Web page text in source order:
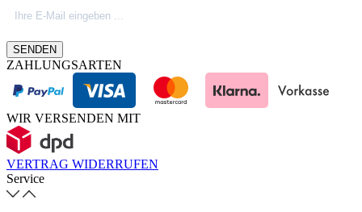
Firmeninfos. Besuche unseren Blog.
SENDEN
ZAHLUNGSARTEN
WIR VERSENDEN MIT
VERTRAG WIDERRUFEN
Service